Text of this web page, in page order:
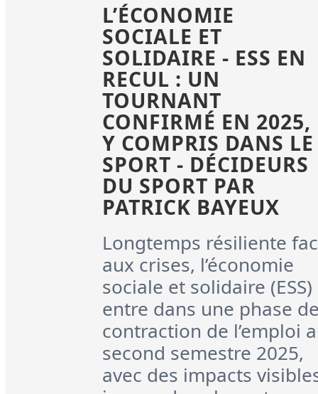
L’ÉCONOMIE
SOCIALE ET
SOLIDAIRE - ESS EN
RECUL : UN
TOURNANT
CONFIRMÉ EN 2025,
Y COMPRIS DANS LE
SPORT - DÉCIDEURS
DU SPORT PAR
PATRICK BAYEUX
Longtemps résiliente
aux crises, l’économie
sociale et solidaire (ESS)
entre dans une phase
contraction de l’emploi
second semestre 2025,
avec des impacts